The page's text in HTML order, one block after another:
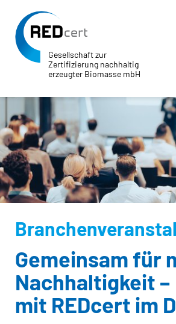
Gesellschaft zur
Zertifizierung nachhaltig
erzeugter Biomasse mbH
Gemeinsam für
Nachhaltigkeit –
mit REDcert im